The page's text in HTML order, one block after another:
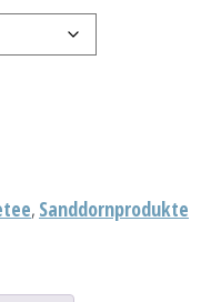
, Sanddornprodukte